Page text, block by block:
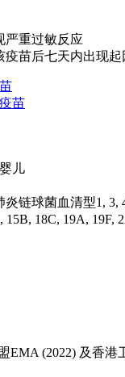
严重过敏反应
疫苗后七天内出现
儿
链球菌血清型1, 3,
15B, 18C, 19A, 19F,
EMA (2022) 及香港